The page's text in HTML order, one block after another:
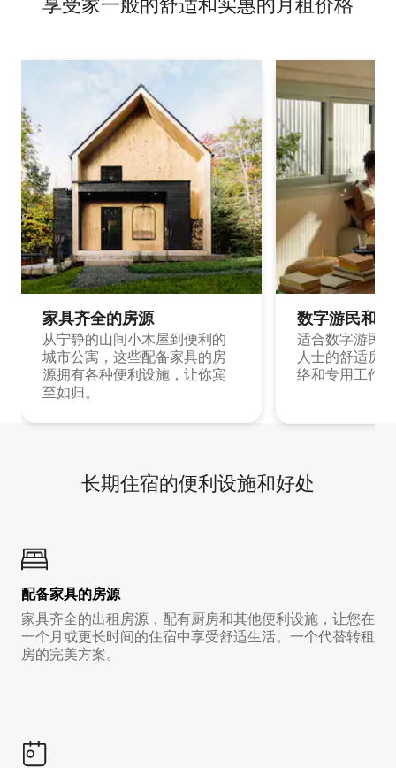
家具齐全的房源
从宁静的山间小木屋到便利的
城市公寓，这些配备家具的房
源拥有各种便利设施，让你宾
至如归。
数字游民和
适合数字游民
人士的舒适房
络和专用工作
长期住宿的便利设施和好处
配备家具的房源
家具齐全的出租房源，配有厨房和其他便利设施，让您在
一个月或更长时间的住宿中享受舒适生活。一个代替转租
房的完美方案。